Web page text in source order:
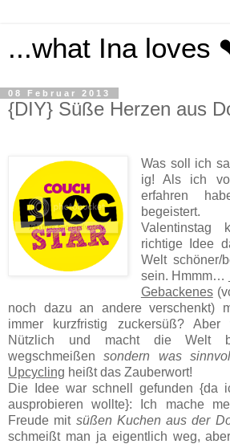
...what Ina loves
08 Februar 2013
{DIY} Süße Herzen aus
Was soll ich
ig! Als ich
erfahren
richtige Idee
Welt schöner/
sein. Hmmm…
Gebackenes
noch dazu an andere verschenkt)
immer kurzfristig zuckersüß?
Nützlich und macht die Welt
wegschmeißensondern was
Upcycling heißt das Zauberwort!
Die Idee war schnell gefunden {da
ausprobieren wollte}: Ich mache
Freude mitsüßen Kuchen aus der
schmeißt man ja eigentlich weg,